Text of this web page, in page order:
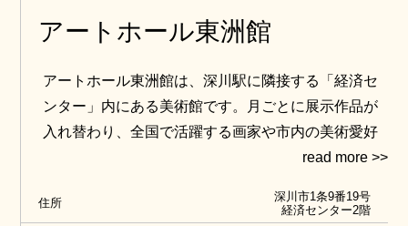
アートホール東洲館
アートホール東洲館は、深川駅に隣接する「経済セ
ンター」内にある美術館です。月ごとに展示作品が
入れ替わり、全国で活躍する画家や市内の美術愛好
家など様々な方の作品を展示しています。入館料は
ど、芸術を身近に感じることが出来ます。
住所
深川市1条9番19号
経済センター2階